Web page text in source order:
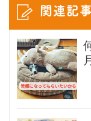
関連記事